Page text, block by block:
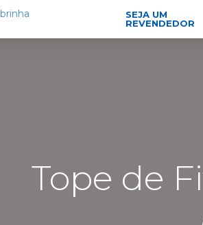
SEJA UM
REVENDEDOR
Tope de